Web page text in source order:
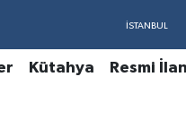
Kütahya Resmi İlan